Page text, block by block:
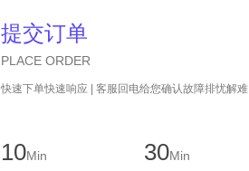
提交订单
PLACE ORDER
快速下单快速响应 | 客服回电给您确认故障排忧解难
10Min
30Min